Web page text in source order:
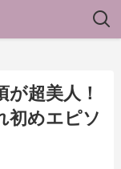
超美人！
初めエピソ